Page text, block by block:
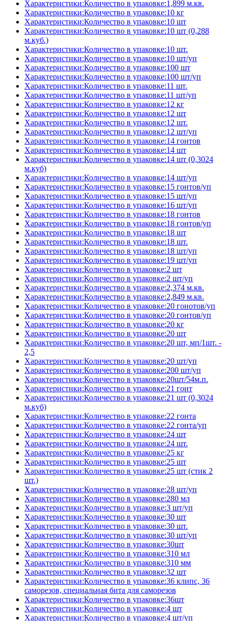
Характеристики:Количество в упаковке:1,899 м.кв.
Характеристики:Количество в упаковке:10 кг
Характеристики:Количество в упаковке:10 шт
Характеристики:Количество в упаковке:10 шт (0,288
м.куб.)
Характеристики:Количество в упаковке:10 шт.
Характеристики:Количество в упаковке:10 шт/уп
Характеристики:Количество в упаковке:100 шт
Характеристики:Количество в упаковке:100 шт/уп
Характеристики:Количество в упаковке:11 шт.
Характеристики:Количество в упаковке:11 шт/уп
Характеристики:Количество в упаковке:12 кг
Характеристики:Количество в упаковке:12 шт
Характеристики:Количество в упаковке:12 шт.
Характеристики:Количество в упаковке:12 шт/уп
Характеристики:Количество в упаковке:14 гонтов
Характеристики:Количество в упаковке:14 шт
Характеристики:Количество в упаковке:14 шт (0,3024
м.куб)
Характеристики:Количество в упаковке:14 шт/уп
Характеристики:Количество в упаковке:15 гонтов/уп
Характеристики:Количество в упаковке:15 шт/уп
Характеристики:Количество в упаковке:16 шт/уп
Характеристики:Количество в упаковке:18 гонтов
Характеристики:Количество в упаковке:18 гонтов/уп
Характеристики:Количество в упаковке:18 шт
Характеристики:Количество в упаковке:18 шт.
Характеристики:Количество в упаковке:18 шт/уп
Характеристики:Количество в упаковке:19 шт/уп
Характеристики:Количество в упаковке:2 шт
Характеристики:Количество в упаковке:2 шт/уп
Характеристики:Количество в упаковке:2,374 м.кв.
Характеристики:Количество в упаковке:2,849 м.кв.
Характеристики:Количество в упаковке:20 гонотов/уп
Характеристики:Количество в упаковке:20 гонтов/уп
Характеристики:Количество в упаковке:20 кг
Характеристики:Количество в упаковке:20 шт
Характеристики:Количество в упаковке:20 шт, мп/1шт. -
2,5
Характеристики:Количество в упаковке:20 шт/уп
Характеристики:Количество в упаковке:200 шт/уп
Характеристики:Количество в упаковке:20шт/54м.п.
Характеристики:Количество в упаковке:21 гонт
Характеристики:Количество в упаковке:21 шт (0,3024
м.куб)
Характеристики:Количество в упаковке:22 гонта
Характеристики:Количество в упаковке:22 гонта/уп
Характеристики:Количество в упаковке:24 шт
Характеристики:Количество в упаковке:24 шт.
Характеристики:Количество в упаковке:25 кг
Характеристики:Количество в упаковке:25 шт
Характеристики:Количество в упаковке:25 шт (стик 2
шт.)
Характеристики:Количество в упаковке:28 шт/уп
Характеристики:Количество в упаковке:280 мл
Характеристики:Количество в упаковке:3 шт/уп
Характеристики:Количество в упаковке:30 шт
Характеристики:Количество в упаковке:30 шт.
Характеристики:Количество в упаковке:30 шт/уп
Характеристики:Количество в упаковке:30шт
Характеристики:Количество в упаковке:310 мл
Характеристики:Количество в упаковке:310 мм
Характеристики:Количество в упаковке:32 шт
Характеристики:Количество в упаковке:36 клипс, 36
саморезов, специальная бита для саморезов
Характеристики:Количество в упаковке:36шт
Характеристики:Количество в упаковке:4 шт
Характеристики:Количество в упаковке:4 шт/уп